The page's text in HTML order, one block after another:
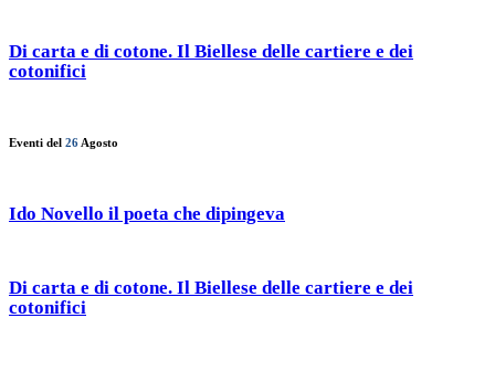
Di carta e di cotone. Il Biellese delle cartiere e dei
cotonifici
Eventi del 26Agosto
Ido Novello il poeta che dipingeva
Di carta e di cotone. Il Biellese delle cartiere e dei
cotonifici